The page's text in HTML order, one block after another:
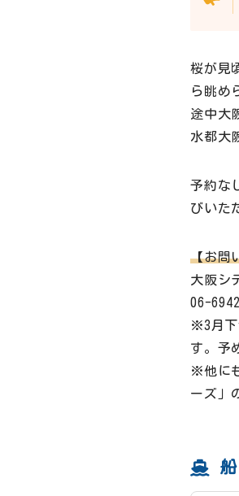
桜が見
ら眺め
途中大
水都大
予約な
びいた
【お問
大阪シ
06-
※3月下
す。予
※他に
ーズ」